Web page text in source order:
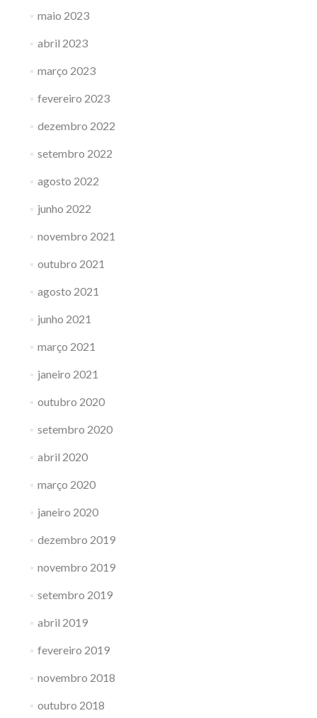
maio 2023
abril 2023
março 2023
fevereiro 2023
dezembro 2022
setembro 2022
agosto 2022
junho 2022
novembro 2021
outubro 2021
agosto 2021
junho 2021
março 2021
janeiro 2021
outubro 2020
setembro 2020
abril 2020
março 2020
janeiro 2020
dezembro 2019
novembro 2019
setembro 2019
abril 2019
fevereiro 2019
novembro 2018
outubro 2018